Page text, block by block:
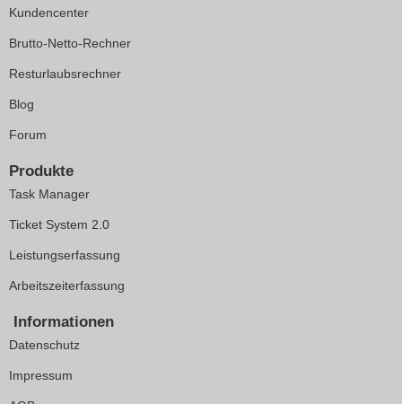
Kundencenter
Brutto-Netto-Rechner
Resturlaubsrechner
Blog
Forum
Produkte
Task Manager
Ticket System 2.0
Leistungserfassung
Arbeitszeiterfassung
Informationen
Datenschutz
Impressum